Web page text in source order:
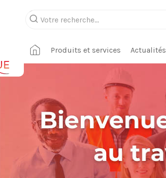
Produits et services Actualités